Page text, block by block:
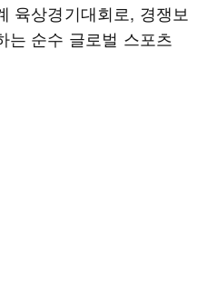
육상경기대회로, 경쟁보
는 순수 글로벌 스포츠